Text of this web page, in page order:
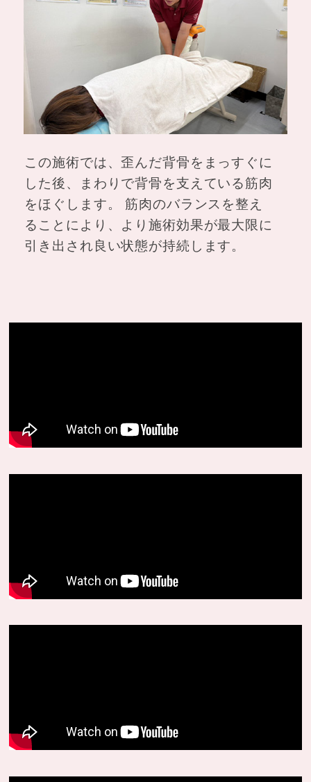
この施術では、歪んだ背骨をまっすぐに
した後、まわりで背骨を支えている筋肉
をほぐします。 筋肉のバランスを整え
ることにより、より施術効果が最大限に
引き出され良い状態が持続します。